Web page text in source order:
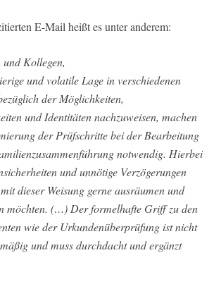
E-Mail heißt es unter anderem:
Kollegen,
und volatile Lage in verschiedenen
der Möglichkeiten,
und Identitäten nachzuweisen, machen
der Prüfschritte bei der Bearbeitung
notwendig. Hierbei
und unnötige Verzögerungen
dieser Weisung gerne ausräumen und
möchten. (…) Der formelhafte Griff zu den
wie der Urkundenüberprüfung ist nicht
und muss durchdacht und ergänzt